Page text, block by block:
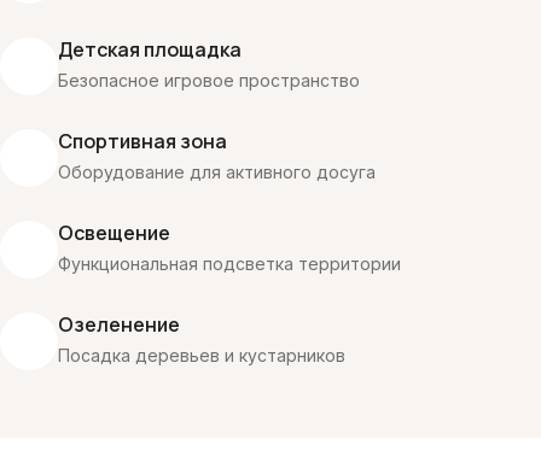
Детская площадка
Безопасное игровое пространство
Спортивная зона
Оборудование для активного досуга
Освещение
Функциональная подсветка территории
Озеленение
Посадка деревьев и кустарников